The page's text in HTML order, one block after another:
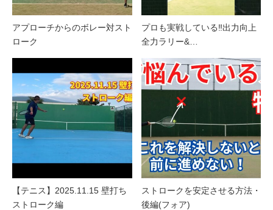
アプローチからのボレー対スト
ローク
プロも実戦している‼️出力向上
全力ラリー&…
【テニス】2025.11.15 壁打ち
ストローク編
ストロークを安定させる方法・
後編(フォア)